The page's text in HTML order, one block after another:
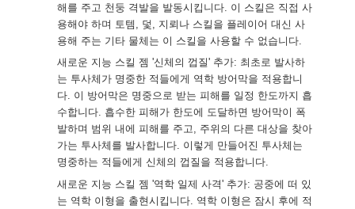
해를 주고 천둥 격발을 발동시킵니다. 이 스킬은 직접 사
용해야 하며 토템, 덫, 지뢰나 스킬을 플레이어 대신 사
용해 주는 기타 물체는 이 스킬을 사용할 수 없습니다.
새로운 지능 스킬 젬 '신체의 껍질' 추가: 최초로 발사하
는 투사체가 명중한 적들에게 역학 방어막을 적용합니
다. 이 방어막은 명중으로 받는 피해를 일정 한도까지 흡
수합니다. 흡수한 피해가 한도에 도달하면 방어막이 폭
발하며 범위 내에 피해를 주고, 주위의 다른 대상을 찾아
가는 투사체를 발사합니다. 이렇게 만들어진 투사체는
명중하는 적들에게 신체의 껍질을 적용합니다.
새로운 지능 스킬 젬 '역학 일제 사격' 추가: 공중에 떠 있
는 역학 이형을 출현시킵니다. 역학 이형은 잠시 후에 적